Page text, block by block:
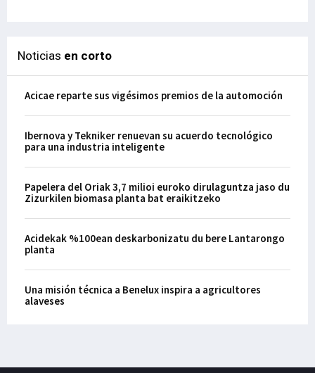
Noticias en corto
Acicae reparte sus vigésimos premios de la automoción
Ibernova y Tekniker renuevan su acuerdo tecnológico
para una industria inteligente
Papelera del Oriak 3,7 milioi euroko dirulaguntza jaso du
Zizurkilen biomasa planta bat eraikitzeko
Acidekak %100ean deskarbonizatu du bere Lantarongo
planta
Una misión técnica a Benelux inspira a agricultores
alaveses